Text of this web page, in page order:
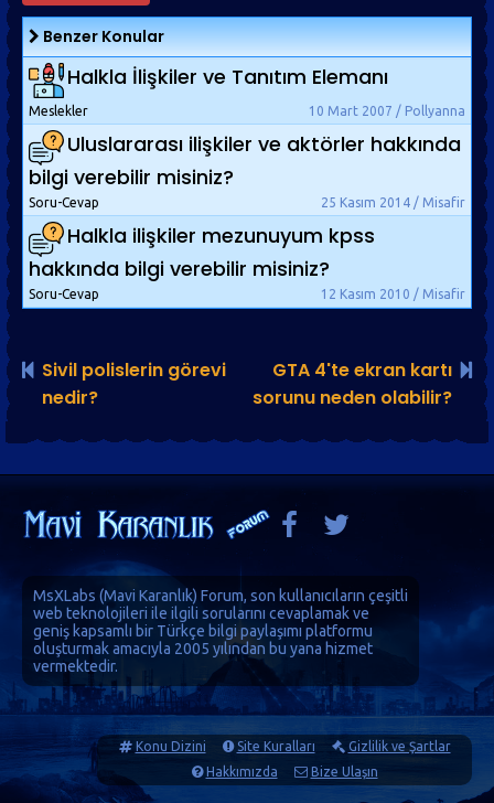
Benzer Konular
Halkla İlişkiler ve Tanıtım Elemanı
10 Mart 2007 / Pollyanna
Meslekler
Uluslararası ilişkiler ve aktörler hakkında
bilgi verebilir misiniz?
25 Kasım 2014 / Misafir
Soru-Cevap
Halkla ilişkiler mezunuyum kpss
hakkında bilgi verebilir misiniz?
12 Kasım 2010 / Misafir
Soru-Cevap
Sivil polislerin görevi
nedir?
GTA 4'te ekran kartı
sorunu neden olabilir?
MsXLabs (Mavi Karanlık) Forum, son kullanıcıların çeşitli
web teknolojileri ile ilgili sorularını cevaplamak ve
geniş kapsamlı bir Türkçe bilgi paylaşımı platformu
oluşturmak amacıyla 2005 yılından bu yana hizmet
vermektedir.
Konu Dizini Site Kuralları
Gizlilik ve Şartlar
Hakkımızda
Bize Ulaşın